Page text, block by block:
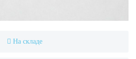
На складе